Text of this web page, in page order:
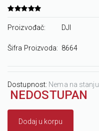
Proizvođač: DJI
Šifra Proizvoda: 8664
Dostupnost: Nema na stanju
NEDOSTUPAN
Dodaj u korpu